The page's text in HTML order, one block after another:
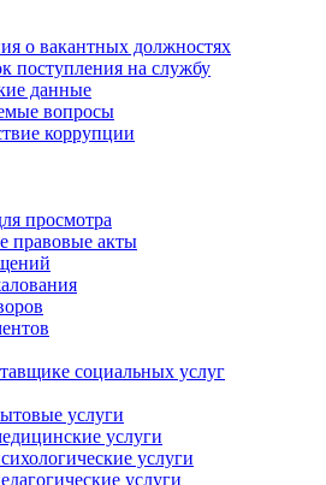
о вакантных должностях
поступления на службу
данные
вопросы
коррупции
просмотра
правовые акты
социальных услуг
услуги
услуги
услуги
услуги